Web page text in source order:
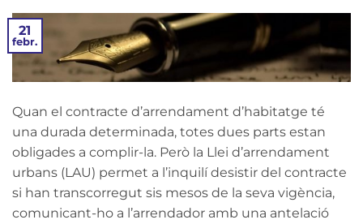
21
febr.
Quan el contracte d’arrendament d’habitatge té
una durada determinada, totes dues parts estan
obligades a complir-la. Però la Llei d’arrendament
urbans (LAU) permet a l’inquilí desistir del contracte
si han transcorregut sis mesos de la seva vigència,
comunicant-ho a l’arrendador amb una antelació